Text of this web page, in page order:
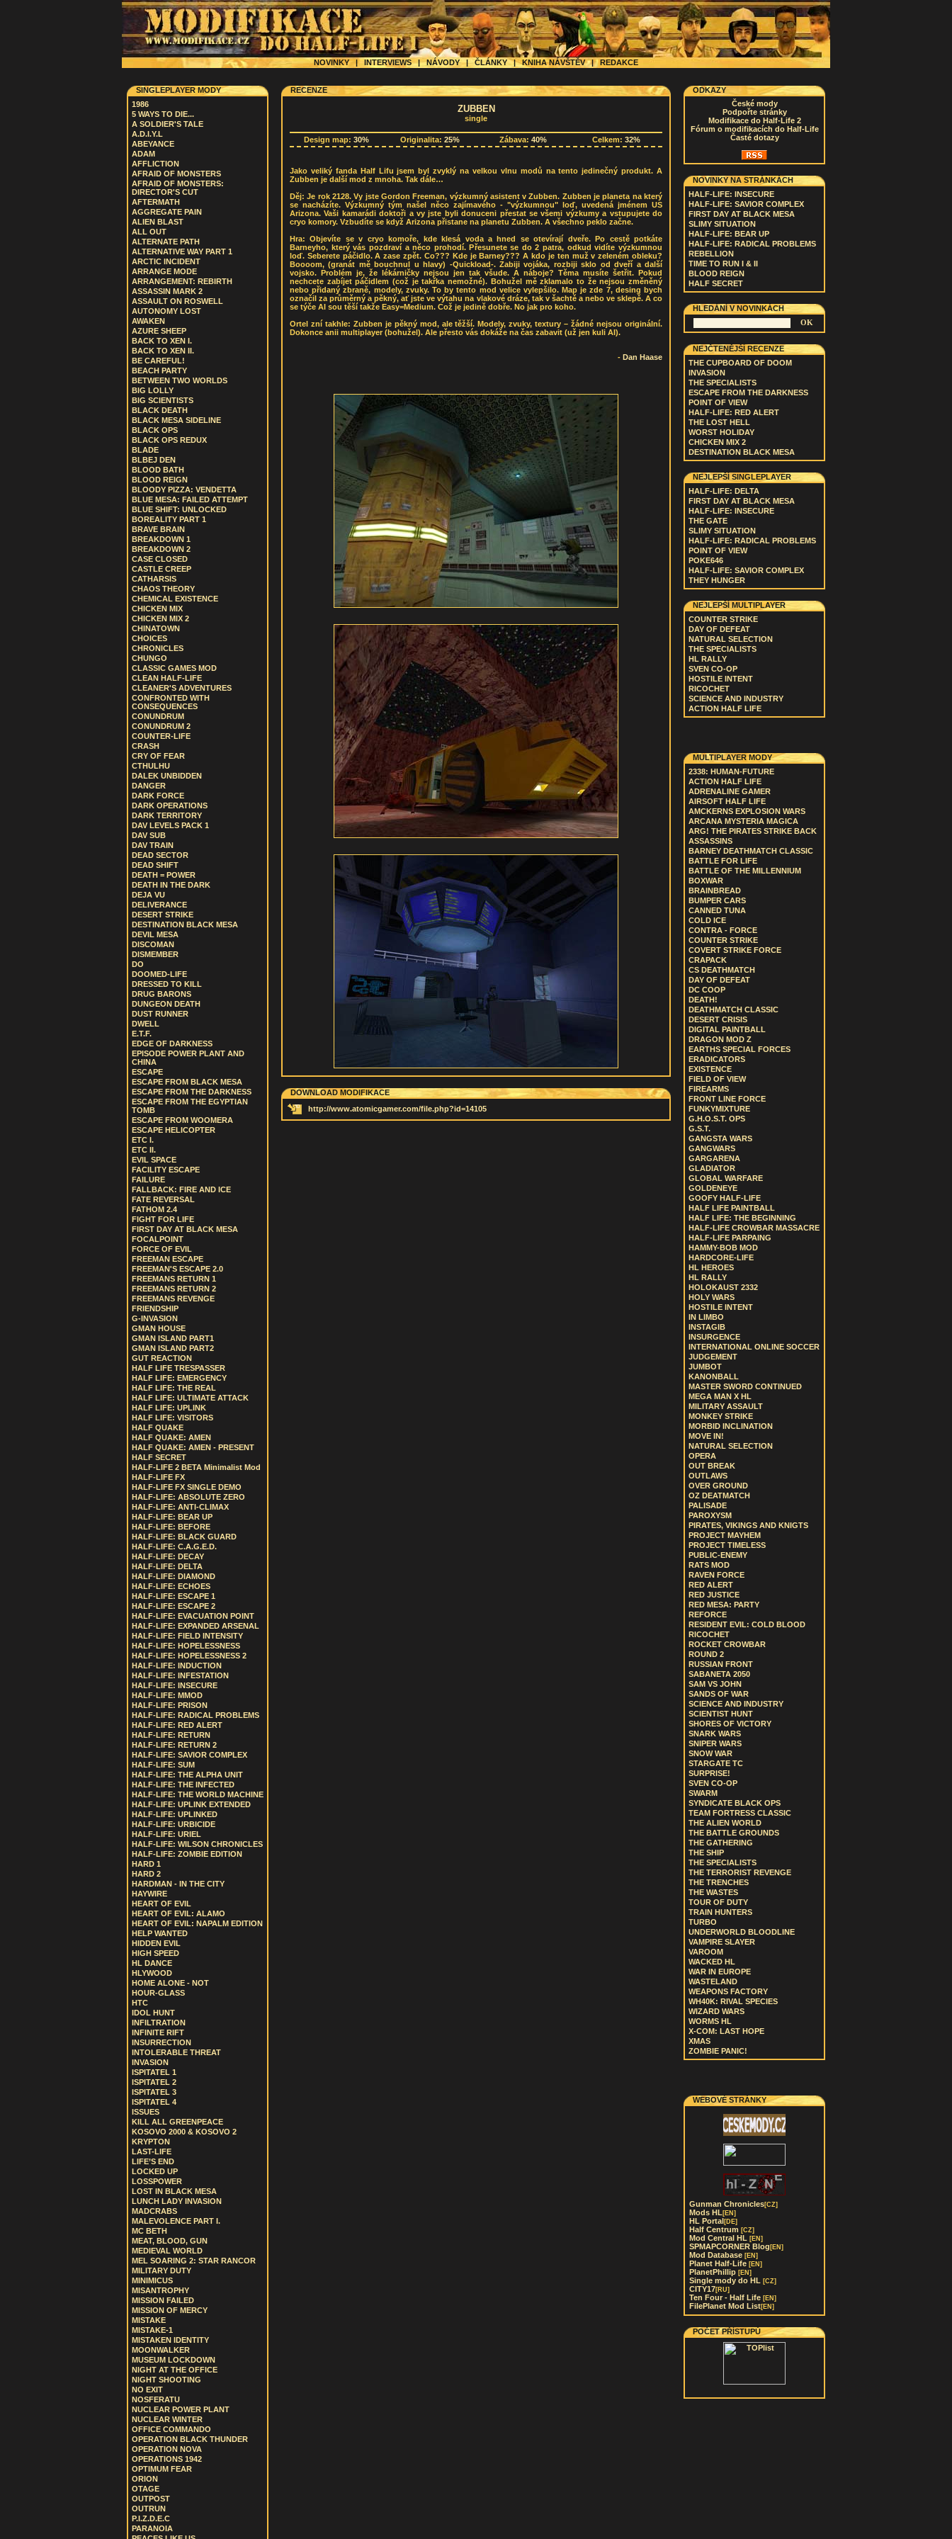
NOVINKY | INTERVIEWS|NÁVODY|ČLÁNKY|KNIHA NÁVŠTĚV|REDAKCE
SINGLEPLAYER MODY
1986
5 WAYS TO DIE...
A SOLDIER'S TALE
A.D.I.Y.L
ABEYANCE
ADAM
AFFLICTION
AFRAID OF MONSTERS
AFRAID OF MONSTERS:
DIRECTOR'S CUT
AFTERMATH
AGGREGATE PAIN
ALIEN BLAST
ALL OUT
ALTERNATE PATH
ALTERNATIVE WAY PART 1
ARCTIC INCIDENT
ARRANGE MODE
ARRANGEMENT: REBIRTH
ASSASSIN MARK 2
ASSAULT ON ROSWELL
AUTONOMY LOST
AWAKEN
AZURE SHEEP
BACK TO XEN I.
BACK TO XEN II.
BE CAREFUL!
BEACH PARTY
BETWEEN TWO WORLDS
BIG LOLLY
BIG SCIENTISTS
BLACK DEATH
BLACK MESA SIDELINE
BLACK OPS
BLACK OPS REDUX
BLADE
BLBEJ DEN
BLOOD BATH
BLOOD REIGN
BLOODY PIZZA: VENDETTA
BLUE MESA: FAILED ATTEMPT
BLUE SHIFT: UNLOCKED
BOREALITY PART 1
BRAVE BRAIN
BREAKDOWN 1
BREAKDOWN 2
CASE CLOSED
CASTLE CREEP
CATHARSIS
CHAOS THEORY
CHEMICAL EXISTENCE
CHICKEN MIX
CHICKEN MIX 2
CHINATOWN
CHOICES
CHRONICLES
CHUNGO
CLASSIC GAMES MOD
CLEAN HALF-LIFE
CLEANER'S ADVENTURES
CONFRONTED WITH
CONSEQUENCES
CONUNDRUM
CONUNDRUM 2
COUNTER-LIFE
CRASH
CRY OF FEAR
CTHULHU
DALEK UNBIDDEN
DANGER
DARK FORCE
DARK OPERATIONS
DARK TERRITORY
DAV LEVELS PACK 1
DAV SUB
DAV TRAIN
DEAD SECTOR
DEAD SHIFT
DEATH = POWER
DEATH IN THE DARK
DEJA VU
DELIVERANCE
DESERT STRIKE
DESTINATION BLACK MESA
DEVIL MESA
DISCOMAN
DISMEMBER
DO
DOOMED-LIFE
DRESSED TO KILL
DRUG BARONS
DUNGEON DEATH
DUST RUNNER
DWELL
E.T.F.
EDGE OF DARKNESS
EPISODE POWER PLANT AND
CHINA
ESCAPE
ESCAPE FROM BLACK MESA
ESCAPE FROM THE DARKNESS
ESCAPE FROM THE EGYPTIAN
TOMB
ESCAPE FROM WOOMERA
ESCAPE HELICOPTER
ETC I.
ETC II.
EVIL SPACE
FACILITY ESCAPE
FAILURE
FALLBACK: FIRE AND ICE
FATE REVERSAL
FATHOM 2.4
FIGHT FOR LIFE
FIRST DAY AT BLACK MESA
FOCALPOINT
FORCE OF EVIL
FREEMAN ESCAPE
FREEMAN'S ESCAPE 2.0
FREEMANS RETURN 1
FREEMANS RETURN 2
FREEMANS REVENGE
FRIENDSHIP
G-INVASION
GMAN HOUSE
GMAN ISLAND PART1
GMAN ISLAND PART2
GUT REACTION
HALF LIFE TRESPASSER
HALF LIFE: EMERGENCY
HALF LIFE: THE REAL
HALF LIFE: ULTIMATE ATTACK
HALF LIFE: UPLINK
HALF LIFE: VISITORS
HALF QUAKE
HALF QUAKE: AMEN
HALF QUAKE: AMEN - PRESENT
HALF SECRET
HALF-LIFE 2 BETA Minimalist Mod
HALF-LIFE FX
HALF-LIFE FX SINGLE DEMO
HALF-LIFE: ABSOLUTE ZERO
HALF-LIFE: ANTI-CLIMAX
HALF-LIFE: BEAR UP
HALF-LIFE: BEFORE
HALF-LIFE: BLACK GUARD
HALF-LIFE: C.A.G.E.D.
HALF-LIFE: DECAY
HALF-LIFE: DELTA
HALF-LIFE: DIAMOND
HALF-LIFE: ECHOES
HALF-LIFE: ESCAPE 1
HALF-LIFE: ESCAPE 2
HALF-LIFE: EVACUATION POINT
HALF-LIFE: EXPANDED ARSENAL
HALF-LIFE: FIELD INTENSITY
HALF-LIFE: HOPELESSNESS
HALF-LIFE: HOPELESSNESS 2
HALF-LIFE: INDUCTION
HALF-LIFE: INFESTATION
HALF-LIFE: INSECURE
HALF-LIFE: MMOD
HALF-LIFE: PRISON
HALF-LIFE: RADICAL PROBLEMS
HALF-LIFE: RED ALERT
HALF-LIFE: RETURN
HALF-LIFE: RETURN 2
HALF-LIFE: SAVIOR COMPLEX
HALF-LIFE: SUM
HALF-LIFE: THE ALPHA UNIT
HALF-LIFE: THE INFECTED
HALF-LIFE: THE WORLD MACHINE
HALF-LIFE: UPLINK EXTENDED
HALF-LIFE: UPLINKED
HALF-LIFE: URBICIDE
HALF-LIFE: URIEL
HALF-LIFE: WILSON CHRONICLES
HALF-LIFE: ZOMBIE EDITION
HARD 1
HARD 2
HARDMAN - IN THE CITY
HAYWIRE
HEART OF EVIL
HEART OF EVIL: ALAMO
HEART OF EVIL: NAPALM EDITION
HELP WANTED
HIDDEN EVIL
HIGH SPEED
HL DANCE
HLYWOOD
HOME ALONE - NOT
HOUR-GLASS
HTC
IDOL HUNT
INFILTRATION
INFINITE RIFT
INSURRECTION
INTOLERABLE THREAT
INVASION
ISPITATEL 1
ISPITATEL 2
ISPITATEL 3
ISPITATEL 4
ISSUES
KILL ALL GREENPEACE
KOSOVO 2000 & KOSOVO 2
KRYPTON
LAST-LIFE
LIFE’S END
LOCKED UP
LOSSPOWER
LOST IN BLACK MESA
LUNCH LADY INVASION
MADCRABS
MALEVOLENCE PART I.
MC BETH
MEAT, BLOOD, GUN
MEDIEVAL WORLD
MEL SOARING 2: STAR RANCOR
MILITARY DUTY
MINIMICUS
MISANTROPHY
MISSION FAILED
MISSION OF MERCY
MISTAKE
MISTAKE-1
MISTAKEN IDENTITY
MOONWALKER
MUSEUM LOCKDOWN
NIGHT AT THE OFFICE
NIGHT SHOOTING
NO EXIT
NOSFERATU
NUCLEAR POWER PLANT
NUCLEAR WINTER
OFFICE COMMANDO
OPERATION BLACK THUNDER
OPERATION NOVA
OPERATIONS 1942
OPTIMUM FEAR
ORION
OTAGE
OUTPOST
OUTRUN
P.I.Z.D.E.C
PARANOIA
RECENZE
ZUBBEN
single
Design map: 30% Originalita: 25% Zábava: 40% Celkem: 32%
Jako veliký fanda Half Lifu jsem byl zvyklý na velkou vlnu modů na tento jedinečný produkt. A
Zubben je další mod z mnoha. Tak dále…
Děj: Je rok 2128. Vy jste Gordon Freeman, výzkumný asistent v Zubben. Zubben je planeta na který
se nacházíte. Výzkumný tým našel něco zajímavého - "výzkumnou" loď, uvedená jménem US
Arizona. Vaši kamarádi doktoři a vy jste byli donuceni přestat se všemi výzkumy a vstupujete do
cryo komory. Vzbudíte se když Arizona přistane na planetu Zubben. A všechno peklo začne.
Hra: Objevíte se v cryo komoře, kde klesá voda a hned se otevírají dveře. Po cestě potkáte
Barneyho, který vás pozdraví a něco prohodí. Přesunete se do 2 patra, odkud vidíte výzkumnou
loď. Seberete páčidlo. A zase zpět. Co??? Kde je Barney??? A kdo je ten muž v zeleném obleku?
Boooom, (granát mě bouchnul u hlavy) -Quickload-. Zabiji vojáka, rozbiji sklo od dveří a další
vojsko. Problém je, že lékárničky nejsou jen tak všude. A náboje? Těma musíte šetřit. Pokud
nechcete zabíjet páčidlem (což je takřka nemožné). Bohužel mě zklamalo to že nejsou změněný
nebo přidaný zbraně, modely, zvuky. To by tento mod velice vylepšilo. Map je zde 7, desing bych
označil za průměrný a pěkný, ať jste ve výtahu na vlakové dráze, tak v šachtě a nebo ve sklepě. A co
se týče AI sou těší takže Easy=Medium. Což je jedině dobře. No jak pro koho.
Ortel zní takhle: Zubben je pěkný mod, ale těžší. Modely, zvuky, textury – žádné nejsou originální.
Dokonce anii multiplayer (bohužel). Ale přesto vás dokáže na čas zabavit (už jen kuli AI).
- Dan Haase
DOWNLOAD MODIFIKACE
http://www.atomicgamer.com/file.php?id=14105
ODKAZY
České mody
Podpořte stránky
Modifikace do Half-Life 2
Fórum o modifikacích do Half-Life
Časté dotazy
NOVINKY NA STRÁNKÁCH
HALF-LIFE: INSECURE
HALF-LIFE: SAVIOR COMPLEX
FIRST DAY AT BLACK MESA
SLIMY SITUATION
HALF-LIFE: BEAR UP
HALF-LIFE: RADICAL PROBLEMS
REBELLION
TIME TO RUN I & II
BLOOD REIGN
HALF SECRET
HLEDÁNÍ V NOVINKÁCH
NEJČTENĚJŠÍ RECENZE
THE CUPBOARD OF DOOM
INVASION
THE SPECIALISTS
ESCAPE FROM THE DARKNESS
POINT OF VIEW
HALF-LIFE: RED ALERT
THE LOST HELL
WORST HOLIDAY
CHICKEN MIX 2
DESTINATION BLACK MESA
NEJLEPŠÍ SINGLEPLAYER
HALF-LIFE: DELTA
FIRST DAY AT BLACK MESA
HALF-LIFE: INSECURE
THE GATE
SLIMY SITUATION
HALF-LIFE: RADICAL PROBLEMS
POINT OF VIEW
POKE646
HALF-LIFE: SAVIOR COMPLEX
THEY HUNGER
NEJLEPŠÍ MULTIPLAYER
COUNTER STRIKE
DAY OF DEFEAT
NATURAL SELECTION
THE SPECIALISTS
HL RALLY
SVEN CO-OP
HOSTILE INTENT
RICOCHET
SCIENCE AND INDUSTRY
ACTION HALF LIFE
MULTIPLAYER MODY
2338: HUMAN-FUTURE
ACTION HALF LIFE
ADRENALINE GAMER
AIRSOFT HALF LIFE
AMCKERNS EXPLOSION WARS
ARCANA MYSTERIA MAGICA
ARG! THE PIRATES STRIKE BACK
ASSASSINS
BARNEY DEATHMATCH CLASSIC
BATTLE FOR LIFE
BATTLE OF THE MILLENNIUM
BOXWAR
BRAINBREAD
BUMPER CARS
CANNED TUNA
COLD ICE
CONTRA - FORCE
COUNTER STRIKE
COVERT STRIKE FORCE
CRAPACK
CS DEATHMATCH
DAY OF DEFEAT
DC COOP
DEATH!
DEATHMATCH CLASSIC
DESERT CRISIS
DIGITAL PAINTBALL
DRAGON MOD Z
EARTHS SPECIAL FORCES
ERADICATORS
EXISTENCE
FIELD OF VIEW
FIREARMS
FRONT LINE FORCE
FUNKYMIXTURE
G.H.O.S.T. OPS
G.S.T.
GANGSTA WARS
GANGWARS
GARGARENA
GLADIATOR
GLOBAL WARFARE
GOLDENEYE
GOOFY HALF-LIFE
HALF LIFE PAINTBALL
HALF LIFE: THE BEGINNING
HALF-LIFE CROWBAR MASSACRE
HALF-LIFE PARPAING
HAMMY-BOB MOD
HARDCORE-LIFE
HL HEROES
HL RALLY
HOLOKAUST 2332
HOLY WARS
HOSTILE INTENT
IN LIMBO
INSTAGIB
INSURGENCE
INTERNATIONAL ONLINE SOCCER
JUDGEMENT
JUMBOT
KANONBALL
MASTER SWORD CONTINUED
MEGA MAN X HL
MILITARY ASSAULT
MONKEY STRIKE
MORBID INCLINATION
MOVE IN!
NATURAL SELECTION
OPERA
OUT BREAK
OUTLAWS
OVER GROUND
OZ DEATMATCH
PALISADE
PAROXYSM
PIRATES, VIKINGS AND KNIGTS
PROJECT MAYHEM
PROJECT TIMELESS
PUBLIC-ENEMY
RATS MOD
RAVEN FORCE
RED ALERT
RED JUSTICE
RED MESA: PARTY
REFORCE
RESIDENT EVIL: COLD BLOOD
RICOCHET
ROCKET CROWBAR
ROUND 2
RUSSIAN FRONT
SABANETA 2050
SAM VS JOHN
SANDS OF WAR
SCIENCE AND INDUSTRY
SCIENTIST HUNT
SHORES OF VICTORY
SNARK WARS
SNIPER WARS
SNOW WAR
STARGATE TC
SURPRISE!
SVEN CO-OP
SWARM
SYNDICATE BLACK OPS
TEAM FORTRESS CLASSIC
THE ALIEN WORLD
THE BATTLE GROUNDS
THE GATHERING
THE SHIP
THE SPECIALISTS
THE TERRORIST REVENGE
THE TRENCHES
THE WASTES
TOUR OF DUTY
TRAIN HUNTERS
TURBO
UNDERWORLD BLOODLINE
VAMPIRE SLAYER
VAROOM
WACKED HL
WAR IN EUROPE
WASTELAND
WEAPONS FACTORY
WH40K: RIVAL SPECIES
WIZARD WARS
WORMS HL
X-COM: LAST HOPE
XMAS
ZOMBIE PANIC!
WEBOVÉ STRÁNKY
Gunman Chronicles[CZ]
Mods HL [EN]
HL Portal[DE]
Half Centrum [CZ]
Mod Central HL [EN]
SPMAPCORNER Blog [EN]
Mod Database [EN]
Planet Half-Life [EN]
PlanetPhillip [EN]
Single mody do HL [CZ]
CITY17[RU]
Ten Four - Half Life [EN]
FilePlanet Mod List[EN]
POČET PŘÍSTUPŮ